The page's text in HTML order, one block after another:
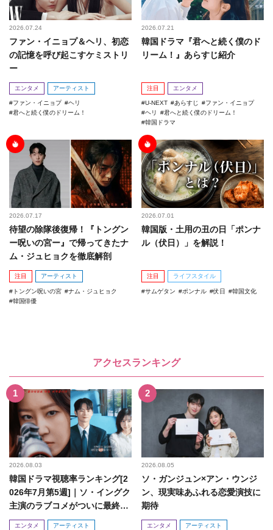
2026.07.24
ファン・イニョプ＆ヘリ、初恋
の記憶を呼び起こすケミストリ
ー
エンタメ アーティスト
ファン・イニョプ
ヘリ
君へと続く僕のドリーム！
2026.07.21
韓国ドラマ『君へと続く僕のド
リーム！』あらすじ紹介
注目 エンタメ
U-NEXT あらすじ
ファン・イニョプ
ヘリ
君へと続く僕のドリーム！
韓国ドラマ
2026.07.17
待望の除隊後復帰！『トングン
ー呪いの宮ー』で帰ってきたナ
ム・ジュヒョクを徹底解剖
注目 アーティスト
トングン呪いの宮
ナム・ジュヒョク
韓国俳優
2026.07.01
韓国版・土用の丑の日「ポンナ
ル（伏日）」を解説！
注目 ライフスタイル
サムゲタン ポンナル 伏日 韓国文化
アクセスランキング
2026.08.03
韓国ドラマ視聴率ランキング[2
026年7月第5週]｜ソ・イングク
主演のラブコメがついに最終
回！
エンタメ アーティスト
2026.08.05
ソ・ガンジュン×アン・ウンジ
ン、現実味あふれる恋愛演技に
期待
エンタメ アーティスト